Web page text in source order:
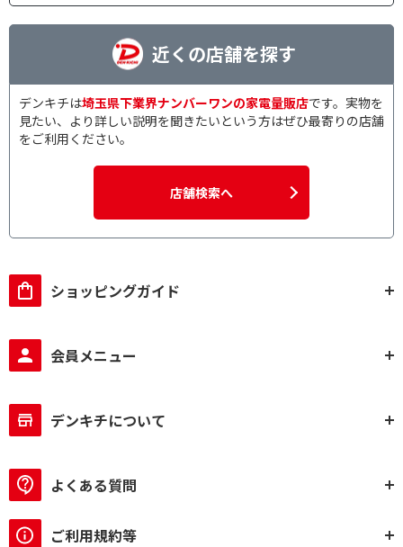
近くの店舗を探す
デンキチは埼玉県下業界ナンバーワンの家電量販店です。実物を
見たい、より詳しい説明を聞きたいという方はぜひ最寄りの店舗
をご利用ください。
店舗検索へ
ショッピングガイド
会員メニュー
デンキチについて
よくある質問
ご利用規約等